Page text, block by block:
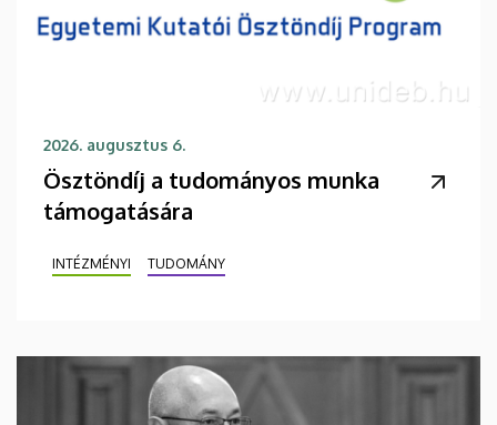
2026. augusztus 6.
Ösztöndíj a tudományos munka
támogatására
INTÉZMÉNYI TUDOMÁNY